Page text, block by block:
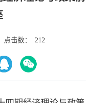
点击数： 212